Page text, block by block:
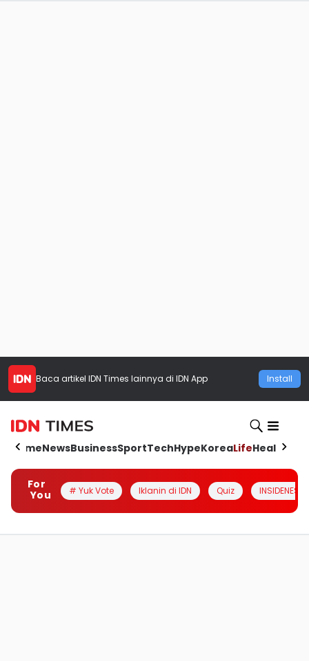
Baca artikel IDN Times lainnya di IDN App Install
HomeNewsBusinessSportTechHypeKoreaLifeHealth
For
You
# Yuk Vote Iklanin di IDN Quiz INSIDENESIA